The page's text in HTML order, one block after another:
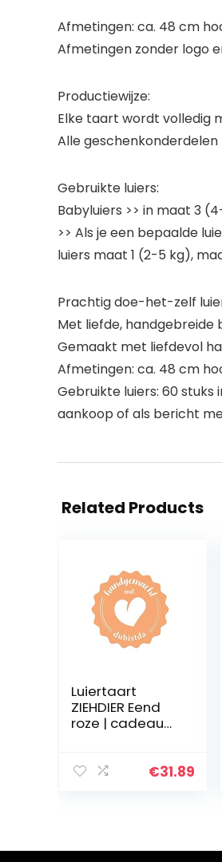
Afmetingen: ca. 48 cm
Afmetingen zonder logo
Productiewijze:
Elke taart wordt volledig
Alle
Gebruikte luiers:
Babyluiers >> in maat 3
>> Als je een bepaalde
luiers maat 1 (2-5 kg),
Prachtig doe-het-zelf
Met liefde,
Gemaakt met liefdevol
Afmetingen: ca. 48 cm
Gebruikte luiers: 60
aankoop of als bericht
Related Products
Luiertaart
ZIEHDIER Eend
roze | cadeau
verdiepingen |
€31.89